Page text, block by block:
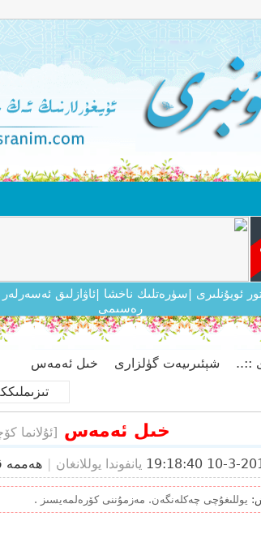
ئويۇنلىرى |سۈرەتلىك ناخشا |ئاۋازلىق ئەسەرلەر
رەسىمى
::.. شېئىرىيەت گۈلزارى
›
خىل ئەمەس
خىل ئەمەس [ئۇلانما
يانفوندا يوللانغان | ھەممە
يوللىغۇچى چەكلەنگەن. مەزمۇننى كۆرەلمەيسىز .